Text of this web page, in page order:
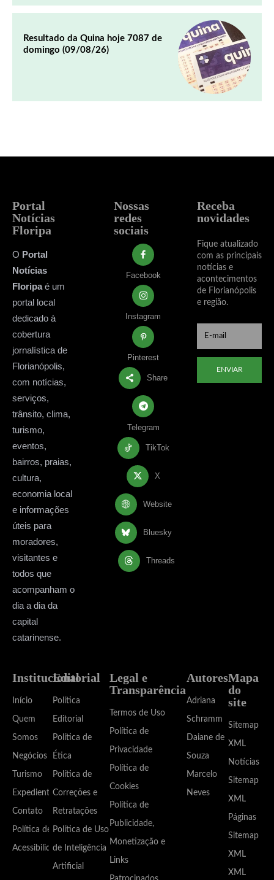
Resultado da Quina hoje 7087 de
domingo (09/08/26)
Portal
Notícias
Floripa
O Portal
Notícias
Floripaé um
portal local
dedicado à
cobertura
jornalística de
Florianópolis,
com notícias,
serviços,
trânsito, clima,
turismo,
eventos,
bairros, praias,
cultura,
economia local
e informações
úteis para
moradores,
visitantes e
todos que
acompanham o
dia a dia da
capital
catarinense.
Nossas
redes
sociais
Facebook
Instagram
Pinterest
Share
Telegram
TikTok
X
Website
Bluesky
Threads
Receba
novidades
Fique atualizado
com as principais
notícias e
acontecimentos
de Florianópolis
e região.
ENVIAR
Institucional
Início
Quem
Somos
Negócios
Turismo
Expediente
Contato
Política de
Acessibilidade
Editorial
Política
Editorial
Política de
Ética
Política de
Correções e
Retratações
Política de Uso
de Inteligência
Artificial
Legal e
Transparência
Termos de Uso
Política de
Privacidade
Política de
Cookies
Política de
Publicidade,
Monetização e
Links
Autores
Adriana
Schramm
Daiane de
Souza
Marcelo
Neves
Mapa
do
site
Sitemap
XML
Notícias
Sitemap
XML
Páginas
Sitemap
XML
XML